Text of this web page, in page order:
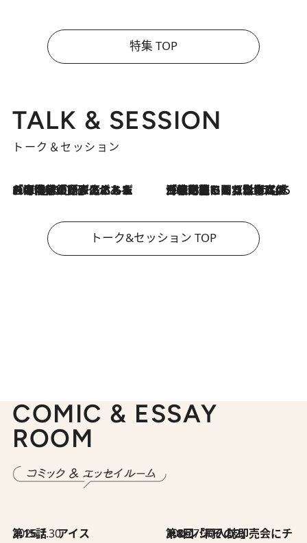
特集 TOP
TALK & SESSION
トーク＆セッション
2026.8.3
「今後値上げがあるとすれば…」「リスクがあるのは今年の冬」エネルギー専門家が語る、ホルムズ海峡封鎖が家庭にもたらす“ある心配” 2026.8.3
「住宅建てられない…」「サーチャージ料の高値が続いている」ホルムズ海峡封鎖による影響はいつまで続く？《エネルギー専門家に聞く“どうなる日本の暮らし”》
トーク&セッション TOP
COMIC & ESSAY
ROOM
2026.7.30
第15話 アイス 2026.7.30
第8回「同人誌即売会にチャレンジ その2」